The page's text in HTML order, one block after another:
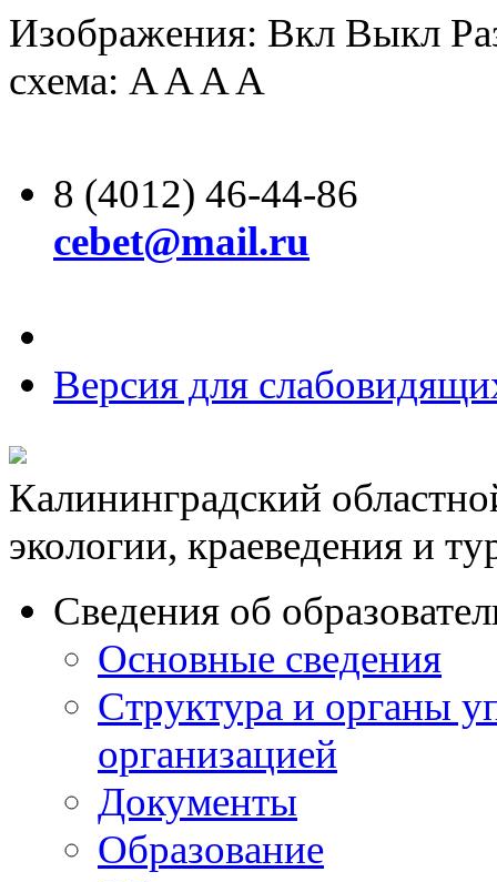
Изображения: Вкл Выкл
схема: AAAA
8 (4012) 46-44-86
cebet@mail.ru
Версия для
Калининградский
экологии, краеведения и
Сведения об
Основные сведения
Структура и органы
организацией
Документы
Образование